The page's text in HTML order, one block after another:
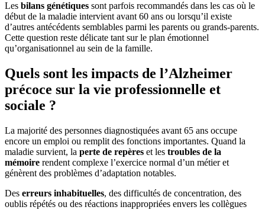
Les bilans génétiques sont parfois recommandés dans les cas où le
début de la maladie intervient avant 60 ans ou lorsqu’il existe
d’autres antécédents semblables parmi les parents ou grands-parents.
Cette question reste délicate tant sur le plan émotionnel
qu’organisationnel au sein de la famille.
Quels sont les impacts de l’Alzheimer
précoce sur la vie professionnelle et
sociale ?
La majorité des personnes diagnostiquées avant 65 ans occupe
encore un emploi ou remplit des fonctions importantes. Quand la
maladie survient, la perte de repères et les troubles de la
mémoire rendent complexe l’exercice normal d’un métier et
génèrent des problèmes d’adaptation notables.
Des erreurs inhabituelles, des difficultés de concentration, des
oublis répétés ou des réactions inappropriées envers les collègues